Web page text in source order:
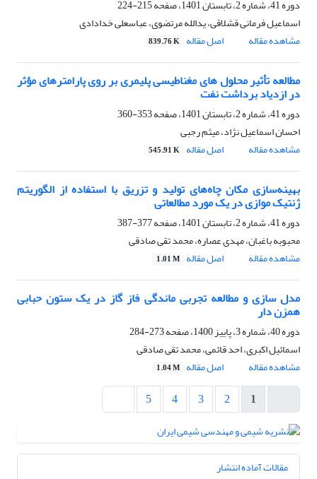
دوره 41، شماره 2، تابستان 1401، صفحه
215-224
اسماعیل فرمانی قشلاقی، یدالله مرتضوی، عباسعلی خدادادی
مشاهده مقاله
اصل مقاله 839.76 K
مطالعه تأثیر محلول های مغناطیسی پلیمری بر روی پارامترهای مؤثر
در ازدیاد برداشت نفت
دوره 41، شماره 2، تابستان 1401، صفحه
353-360
احسان اسماعیل نژاد، میثم رجبی
مشاهده مقاله
اصل مقاله 545.91 K
بهینه‌سازی مکان چاه‌های تولید و تزریق با استفاده از الگوریتم
ژنتیک موازی در یک مورد مطالعاتی
دوره 41، شماره 2، تابستان 1401، صفحه
377-387
محبوبه باغبان، مهدی عصاره، محمد تقی صادقی
مشاهده مقاله
اصل مقاله 1.01 M
مدل سازی و مطالعه تجربی ماندگی فاز گاز در یک ستون حبابی
همزن دار
دوره 40، شماره 3، پاییز 1400، صفحه
273-284
اسمائیل اکبری، احد قائمی، محمد تقی صادقی
مشاهده مقاله
اصل مقاله 1.04 M
1
2
3
4
5
مقالات آماده انتشار